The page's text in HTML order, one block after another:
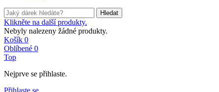
Hledat
Klikněte na další produkty.
Nebyly nalezeny žádné produkty.
Košík 0
Oblíbené 0
Top
Nejprve se přihlaste.
Přihlaste se